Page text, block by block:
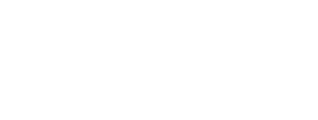
(autobuz gratuit)